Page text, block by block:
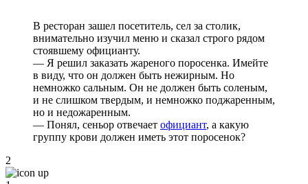
В ресторан зашел посетитель, сел за столик,
внимательно изучил меню и сказал строго рядом
стоявшему официанту.
— Я решил заказать жареного поросенка. Имейте
в виду, что он должен быть нежирным. Но
немножко сальным. Он не должен быть соленым,
и не слишком твердым, и немножко поджаренным,
но и недожаренным.
— Понял, сеньор отвечает официант, а какую
группу крови должен иметь этот поросенок?
2